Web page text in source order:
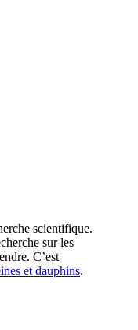
scientifique.
sur les
C’est
et dauphins.